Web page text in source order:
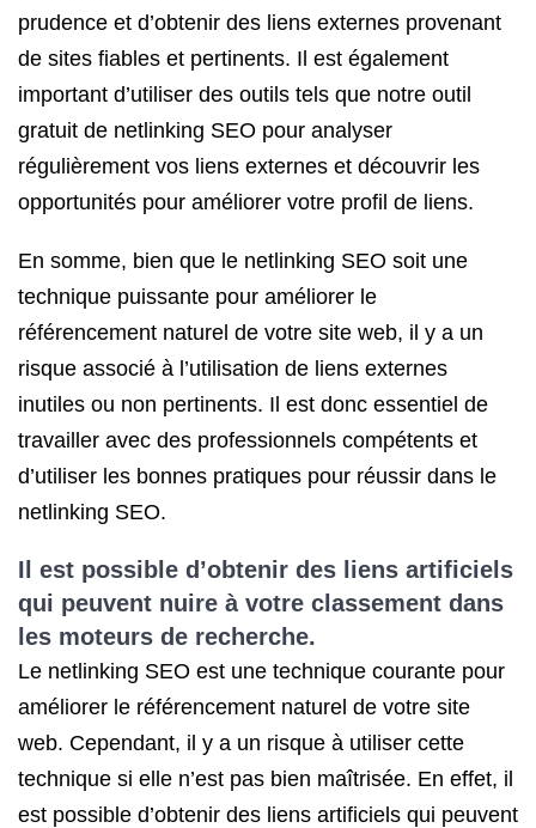
prudence et d’obtenir des liens externes provenant
de sites fiables et pertinents. Il est également
important d’utiliser des outils tels que notre outil
gratuit de netlinking SEO pour analyser
régulièrement vos liens externes et découvrir les
opportunités pour améliorer votre profil de liens.
En somme, bien que le netlinking SEO soit une
technique puissante pour améliorer le
référencement naturel de votre site web, il y a un
risque associé à l’utilisation de liens externes
inutiles ou non pertinents. Il est donc essentiel de
travailler avec des professionnels compétents et
d’utiliser les bonnes pratiques pour réussir dans le
netlinking SEO.
Il est possible d’obtenir des liens artificiels
qui peuvent nuire à votre classement dans
les moteurs de recherche.
Le netlinking SEO est une technique courante pour
améliorer le référencement naturel de votre site
web. Cependant, il y a un risque à utiliser cette
technique si elle n’est pas bien maîtrisée. En effet, il
est possible d’obtenir des liens artificiels qui peuvent